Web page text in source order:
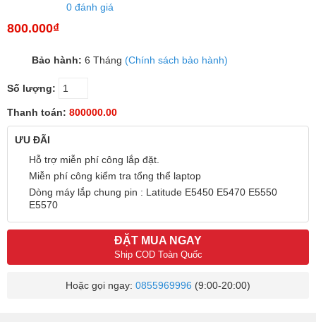
0 đánh giá
800.000₫
Bảo hành: 6 Tháng (Chính sách bảo hành)
Số lượng:
Thanh toán: 800000.00
ƯU ĐÃI
Hỗ trợ miễn phí công lắp đặt.
Miễn phí công kiểm tra tổng thể laptop
Dòng máy lắp chung pin : Latitude E5450 E5470 E5550
E5570
ĐẶT MUA NGAY
Ship COD Toàn Quốc
Hoặc gọi ngay: 0855969996 (9:00-20:00)